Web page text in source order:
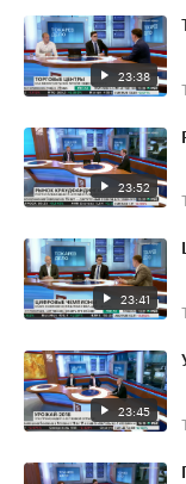
23:38
23:52
23:41
23:45